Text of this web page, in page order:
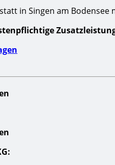
in Singen am Bodensee